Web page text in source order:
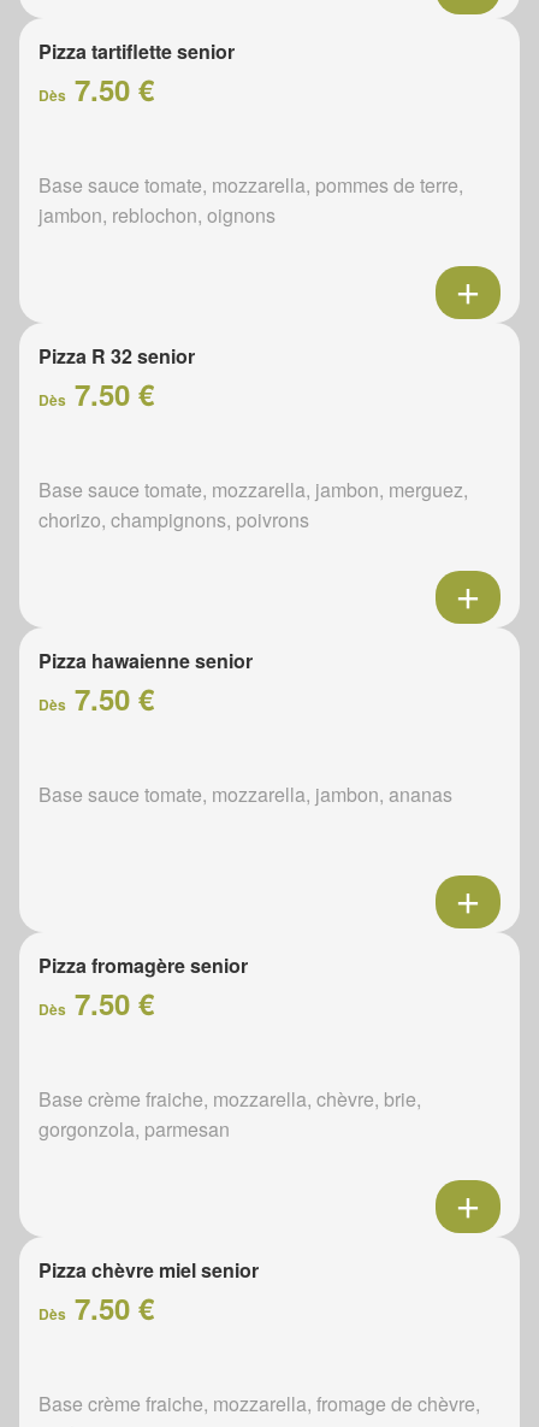
Pizza tartiflette senior
Dès 7.50 €
Base sauce tomate, mozzarella, pommes de terre,
jambon, reblochon, oignons
Pizza R 32 senior
Dès 7.50 €
Base sauce tomate, mozzarella, jambon, merguez,
chorizo, champignons, poivrons
Pizza hawaienne senior
Dès 7.50 €
Base sauce tomate, mozzarella, jambon, ananas
Pizza fromagère senior
Dès 7.50 €
Base crème fraiche, mozzarella, chèvre, brie,
gorgonzola, parmesan
Pizza chèvre miel senior
Dès 7.50 €
Base crème fraiche, mozzarella, fromage de chèvre,